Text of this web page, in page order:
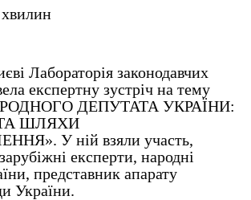
Лабораторія законодавчих
експертну зустріч на тему
ДЕПУТАТА УКРАЇНИ:
ШЛЯХИ
У ній взяли участь,
експерти, народні
представник апарату
України.